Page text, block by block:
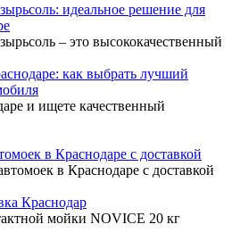
идеальное решение для
– это высококачественный
как выбрать лучший
и ищете качественный
в Краснодаре с доставкой
в Краснодаре с доставкой
Краснодар
мойки NOVICE 20 кг